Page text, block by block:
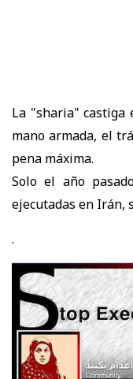
La "sharia" castiga
mano armada, el
pena máxima.
Solo el año
ejecutadas en Irán,
.